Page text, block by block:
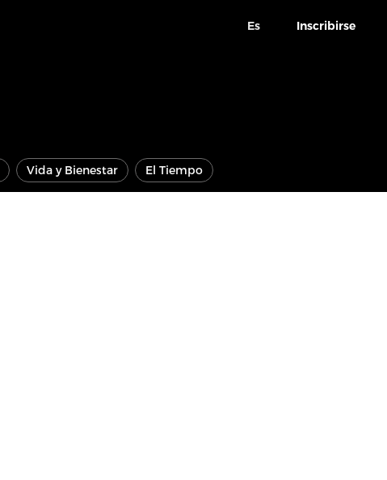
Es Inscribirse
Vida y Bienestar El Tiempo